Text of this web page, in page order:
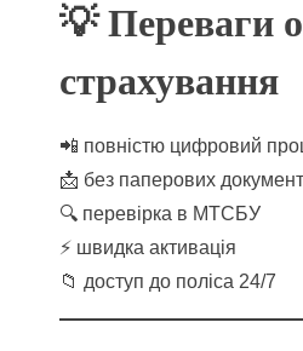
💡 Переваги
страхування
📲 повністю цифровий
📩 без паперових
🔍 перевірка в МТСБУ
⚡ швидка активація
📁 доступ до поліса 24/7